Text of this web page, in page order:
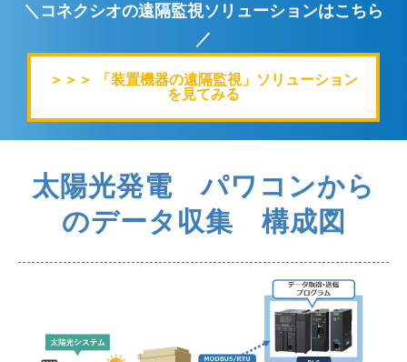
＼コネクシオの遠隔監視ソリューションはこちら
／
＞＞＞ 「装置機器の遠隔監視」ソリューション
を見てみる
太陽光発電 パワコンから
のデータ収集 構成図